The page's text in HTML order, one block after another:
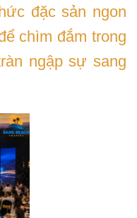
đặc sản ngon
chìm đắm trong
ngập sự sang